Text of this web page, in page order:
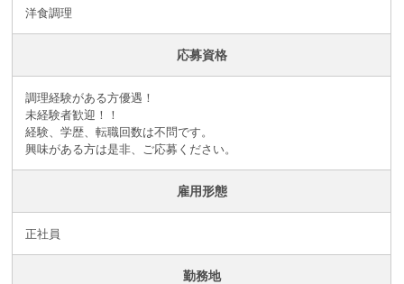
洋食調理
応募資格
調理経験がある方優遇！
未経験者歓迎！！
経験、学歴、転職回数は不問です。
興味がある方は是非、ご応募ください。
雇用形態
正社員
勤務地